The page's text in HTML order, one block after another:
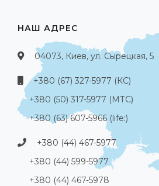
НАШ АДРЕС
04073, Киев, ул. Сырецкая, 5
+380 (67) 327-5977 (КС)
+380 (50) 317-5977 (МТС)
+380 (63) 607-5966 (life:)
+380 (44) 467-5977
+380 (44) 599-5977
+380 (44) 467-5978